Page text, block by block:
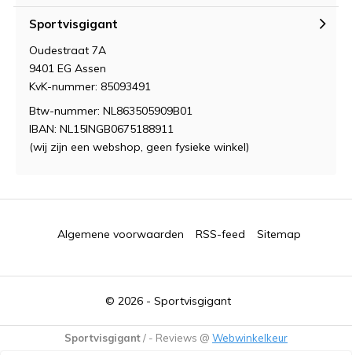
Sportvisgigant
Oudestraat 7A
9401 EG Assen
KvK-nummer: 85093491
Btw-nummer: NL863505909B01
IBAN: NL15INGB0675188911
(wij zijn een webshop, geen fysieke winkel)
© 2026 - Sportvisgigant
Algemene voorwaarden RSS-feed Sitemap
Sportvisgigant/ - Reviews @ Webwinkelkeur